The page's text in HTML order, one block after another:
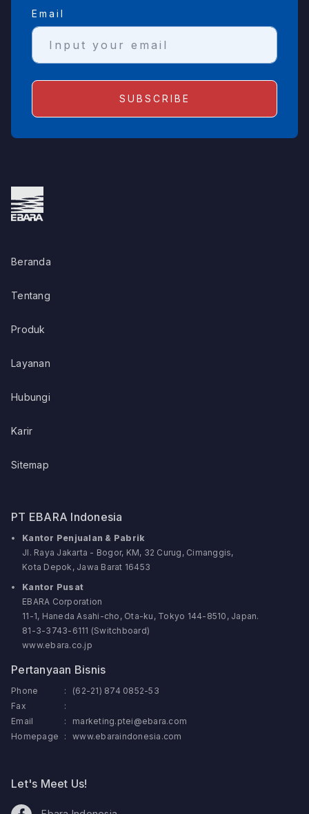
Email
Beranda
Tentang
Produk
Layanan
Hubungi
Karir
Sitemap
PT EBARA Indonesia
Kantor Penjualan & Pabrik
Jl. Raya Jakarta - Bogor, KM, 32 Curug, Cimanggis,
Kota Depok, Jawa Barat 16453
Kantor Pusat
EBARA Corporation
11-1, Haneda Asahi-cho, Ota-ku, Tokyo 144-8510, Japan.
81-3-3743-6111 (Switchboard)
www.ebara.co.jp
Pertanyaan Bisnis
Phone :
(62-21) 874 0852-53
Fax
:
Email
:
marketing.ptei@ebara.com
Homepage
: www.ebaraindonesia.com
Let's Meet Us!